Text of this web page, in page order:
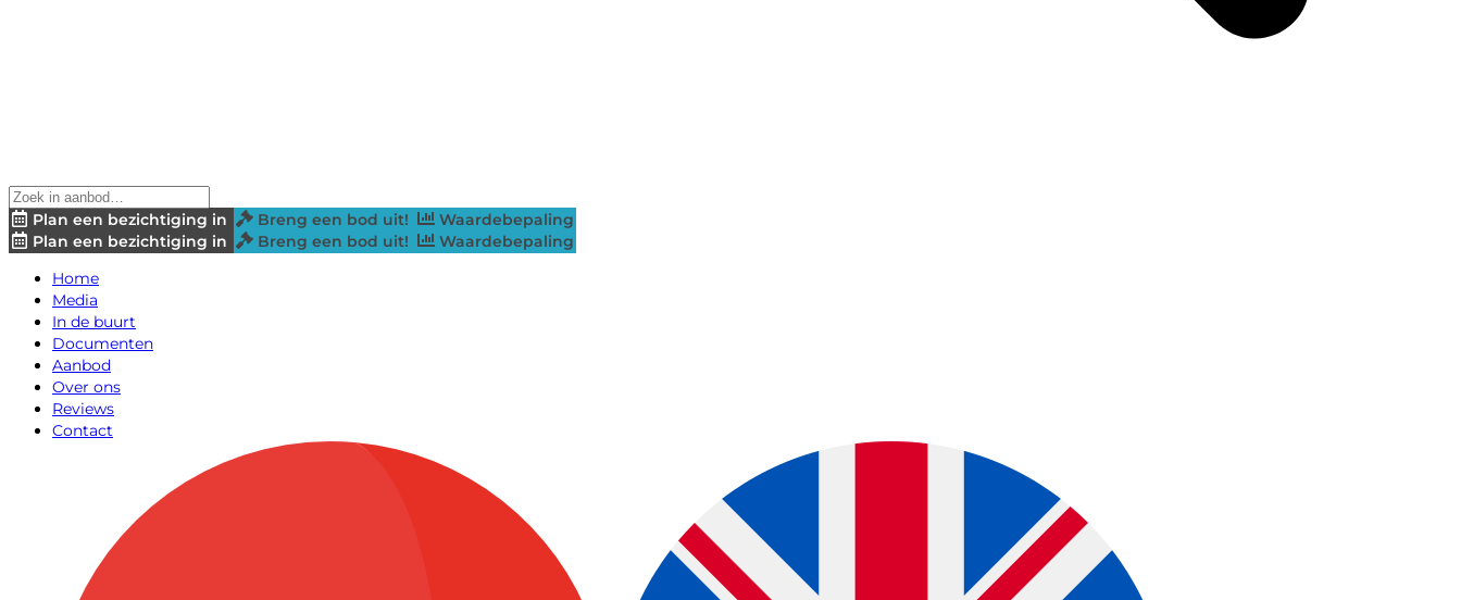
Plan een bezichtiging in Breng een bod uit!
Waardebepaling
Plan een bezichtiging in
Breng een bod uit!
Waardebepaling
Home
Media
In de buurt
Documenten
Aanbod
Over ons
Reviews
Contact